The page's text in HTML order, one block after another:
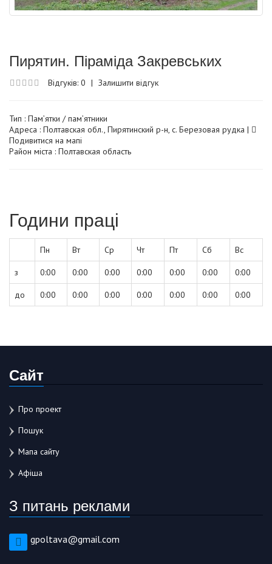
Пирятин. Піраміда Закревських
Відгуків: 0 | Залишити відгук
Тип : Пам’ятки / пам’ятники
Адреса : Полтавская обл., Пирятинский р-н, с. Березовая рудка |
Подивитися на мапі
Район міста : Полтавская область
Години праці
Пн Вт Ср Чт Пт Сб Вс
з 0:00 0:00 0:00 0:00 0:00 0:00 0:00
до 0:00 0:00 0:00 0:00 0:00 0:00 0:00
Сайт
Про проект
Пошук
Мапа сайту
Афіша
З питань реклами
gpoltava@gmail.com